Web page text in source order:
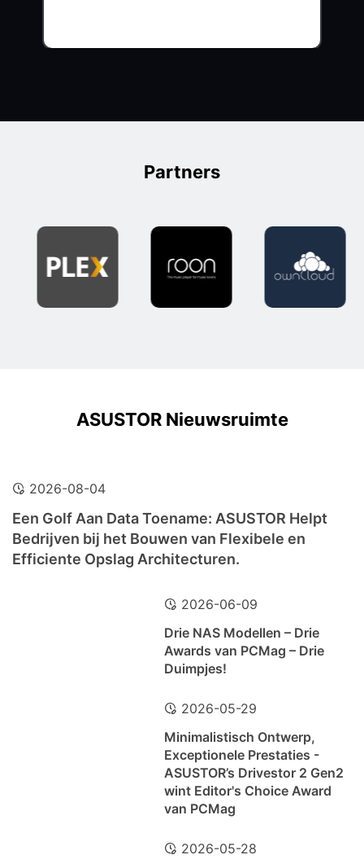
Partners
ASUSTOR Nieuwsruimte
2026-08-04
Een Golf Aan Data Toename: ASUSTOR Helpt
Bedrijven bij het Bouwen van Flexibele en
Efficiente Opslag Architecturen.
2026-06-09
Drie NAS Modellen – Drie
Awards van PCMag – Drie
Duimpjes!
2026-05-29
Minimalistisch Ontwerp,
Exceptionele Prestaties -
ASUSTOR’s Drivestor 2 Gen2
wint Editor's Choice Award
van PCMag
2026-05-28